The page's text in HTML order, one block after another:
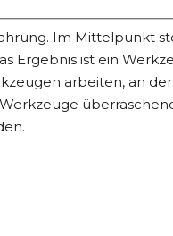
Im Mittelpunkt
Ergebnis ist ein
arbeiten, an